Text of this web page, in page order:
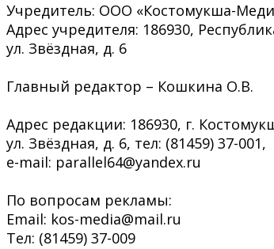
Учредитель: ООО «Костомукша-
Адрес учредителя: 186930,
ул. Звёздная, д. 6
Главный редактор – Кошкина О.В.
Адрес редакции: 186930, г.
ул. Звёздная, д. 6, тел: (81459) 37-001,
e-mail: parallel64@yandex.ru
По вопросам рекламы:
Email: kos-media@mail.ru
Тел: (81459) 37-009